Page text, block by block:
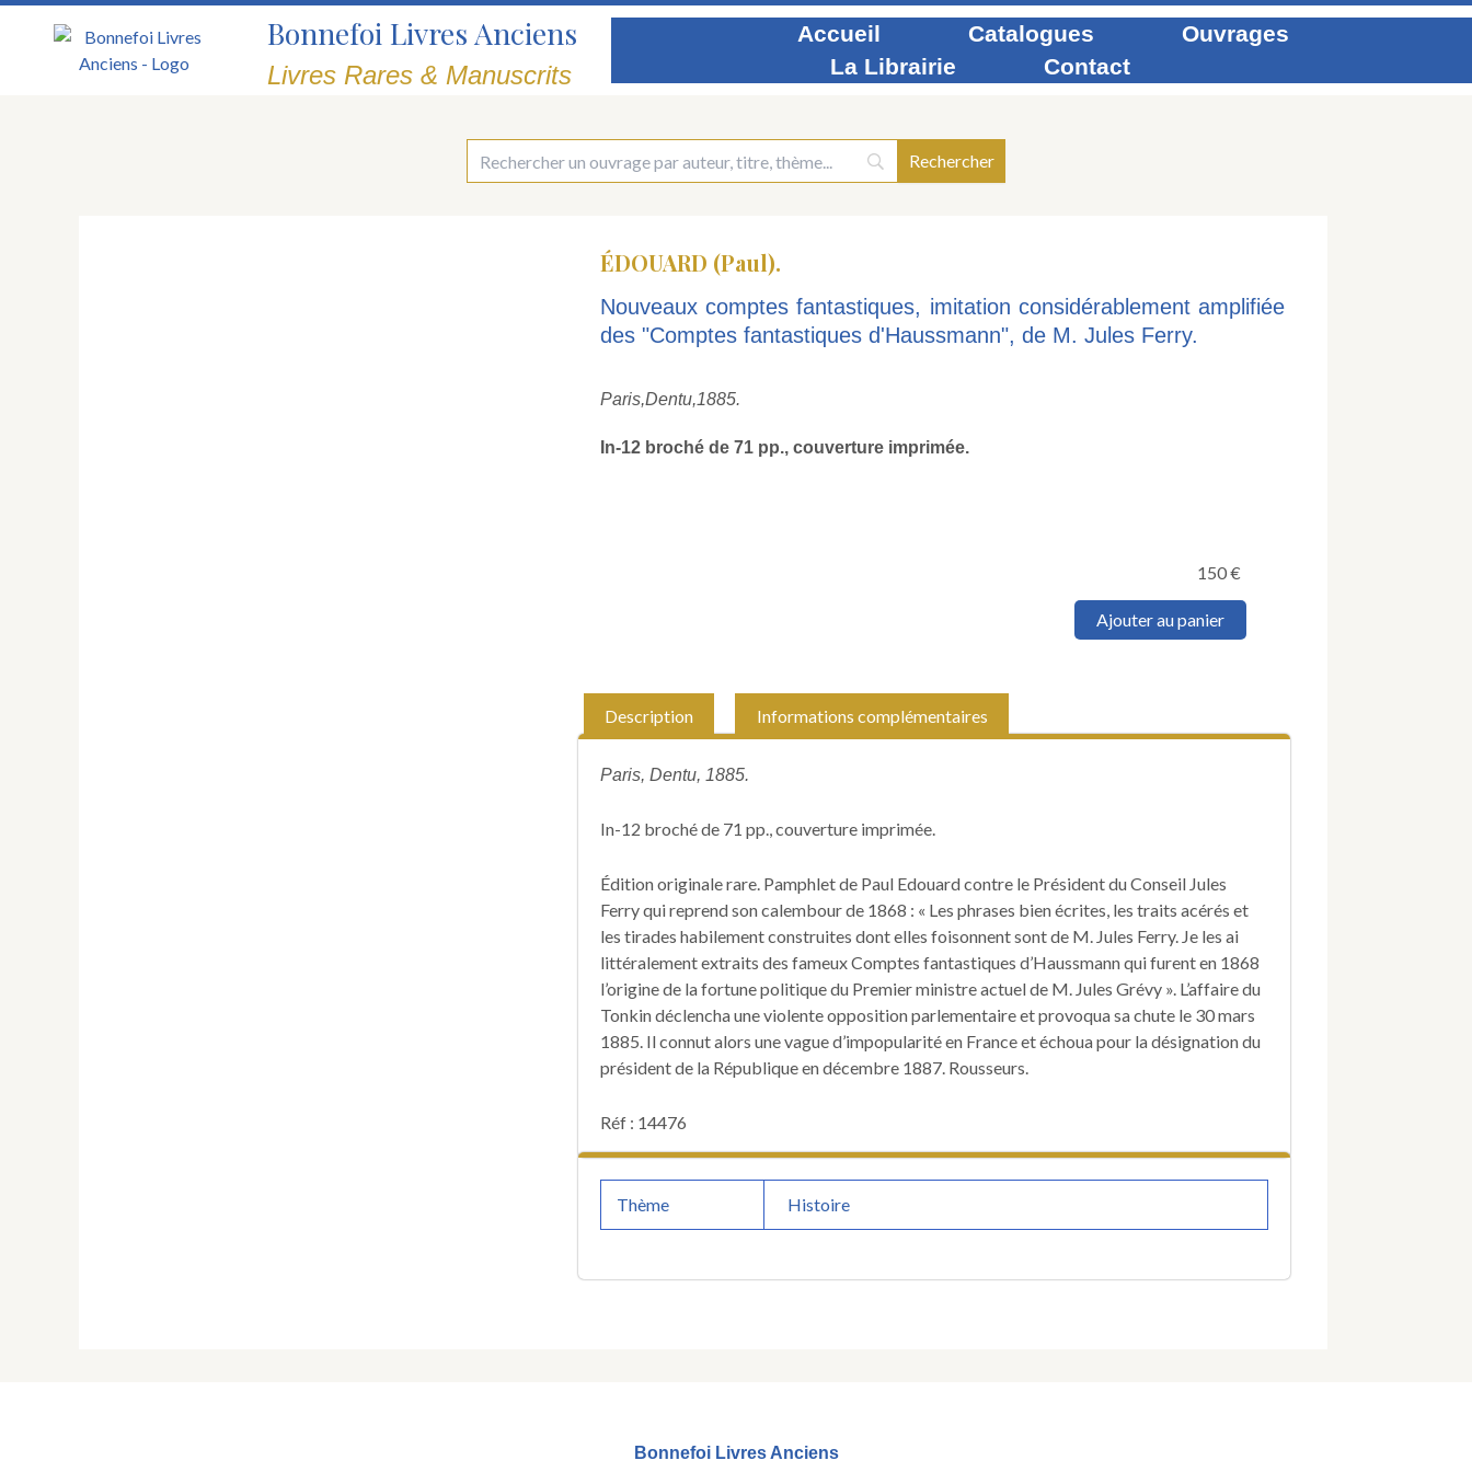
Aller
Bonnefoi Livres Anciens
Livres Rares & Manuscrits
Accueil Catalogues
Ouvrages
La Librairie
Contact
ÉDOUARD (Paul).
Nouveaux comptes fantastiques, imitation considérablement amplifiée
des "Comptes fantastiques d'Haussmann", de M. Jules Ferry.
Paris,Dentu,1885.
In-12 broché de 71 pp., couverture imprimée.
150€
quantité
fantastiques,
d'Haussmann",
de
M.
Jules
Ferry.
Ajouter au panier
Description Informations complémentaires
Paris, Dentu, 1885.
In-12 broché de 71 pp., couverture imprimée.
Édition originale rare. Pamphlet de Paul Edouard contre le Président du Conseil Jules
Ferry qui reprend son calembour de 1868 : « Les phrases bien écrites, les traits acérés et
les tirades habilement construites dont elles foisonnent sont de M. Jules Ferry. Je les ai
littéralement extraits des fameux Comptes fantastiques d’Haussmann qui furent en 1868
l’origine de la fortune politique du Premier ministre actuel de M. Jules Grévy ». L’affaire du
Tonkin déclencha une violente opposition parlementaire et provoqua sa chute le 30 mars
1885. Il connut alors une vague d’impopularité en France et échoua pour la désignation du
président de la République en décembre 1887. Rousseurs.
Réf : 14476
Thème Histoire
Bonnefoi Livres Anciens